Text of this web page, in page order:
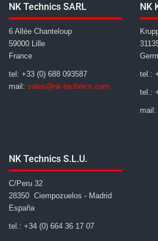
NK Technics SARL
6 Allée Chanteloup
59000 Lille
France
tel: +33 (0) 688 093587
mail: sales@nk-technics.com
NK
tel.:
tel.:
mail:
NK Technics S.L.U.
C/Peru 32
28350 Ciempozuelos - Madrid
España
tel.: +34 (0) 664 36 17 07